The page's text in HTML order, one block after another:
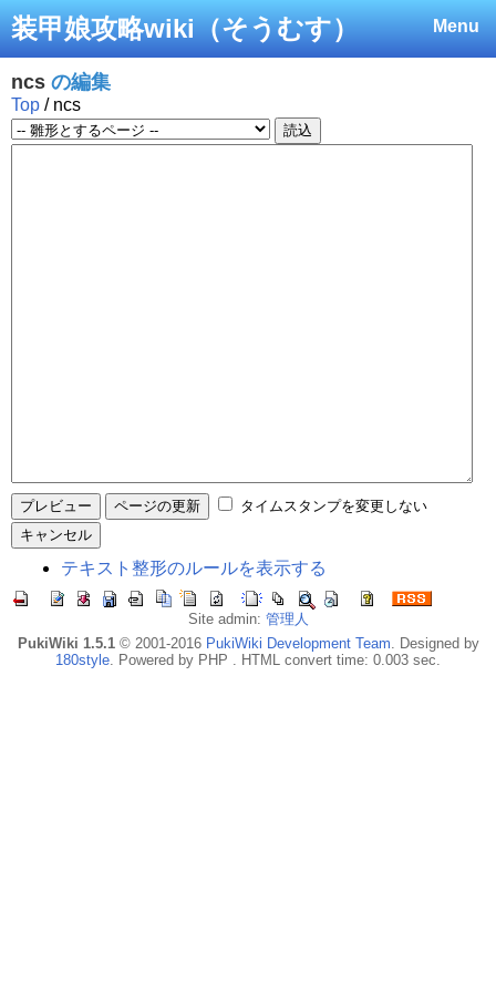
Menu
装甲娘攻略wiki（そうむす）
ncs の編集
Top / ncs
タイムスタンプを変更しない
テキスト整形のルールを表示する
Site admin: 管理人
PukiWiki 1.5.1© 2001-2016 PukiWiki Development Team. Designed by
180style. Powered by PHP . HTML convert time: 0.003 sec.